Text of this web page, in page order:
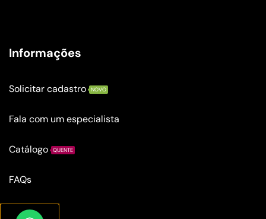
Informações
Solicitar cadastro NOVO
Fala com um especialista
Catálogo QUENTE
FAQs